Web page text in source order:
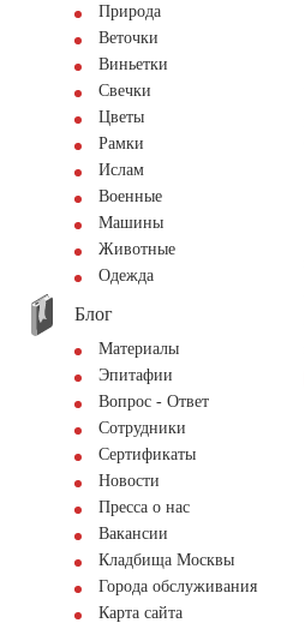
Природа
Веточки
Виньетки
Свечки
Цветы
Рамки
Ислам
Военные
Машины
Животные
Одежда
Блог
Материалы
Эпитафии
Вопрос - Ответ
Сотрудники
Сертификаты
Новости
Пресса о нас
Вакансии
Кладбища Москвы
Города обслуживания
Карта сайта